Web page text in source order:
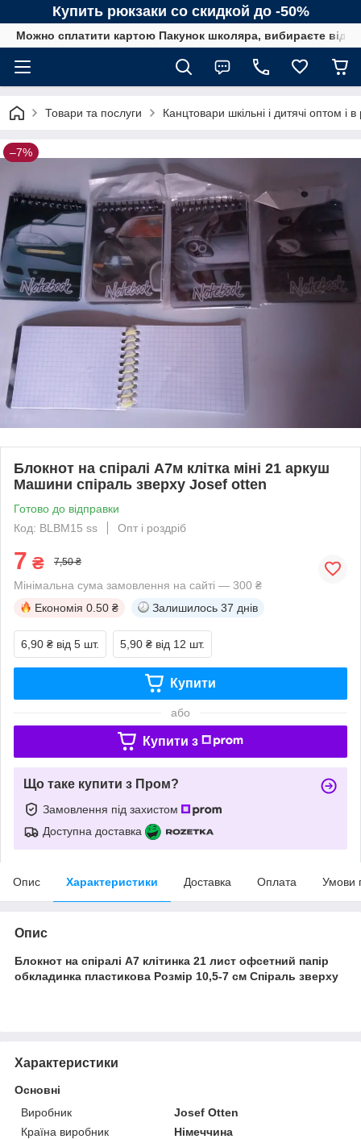
Купить рюкзаки со скидкой до -50%
Можно сплатити картою Пакунок школяра, вибираєте від
Товари та послуги Канцтовари шкільні і дитячі оптом і в
–7%
Блокнот на спіралі А7м клітка міні 21 аркуш
Машини спіраль зверху Josef otten
Готово до відправки
Код: BLBM15 ss
Опт і роздріб
7 ₴ 7,50 ₴
Мінімальна сума замовлення на сайті — 300 ₴
Економія 0.50 ₴ Залишилось 37 днів
6,90 ₴ від 5 шт. 5,90 ₴ від 12 шт.
Купити
або
Купити з
Що таке купити з Пром?
Замовлення під захистом
Доступна доставка
Опис Характеристики Доставка Оплата Умови
Опис
Блокнот на спіралі А7 клітинка 21 лист офсетний папір
обкладинка пластикова Розмір 10,5-7 см Спіраль зверху
Характеристики
Основні
Виробник
Josef Otten
Країна виробник
Німеччина